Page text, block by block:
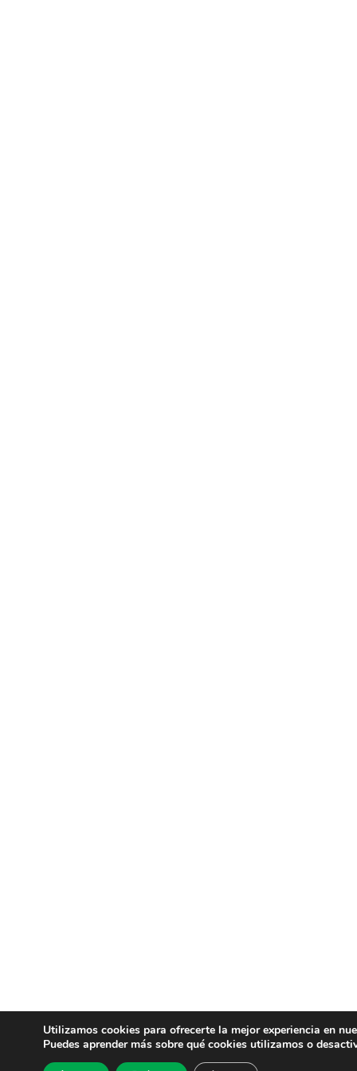
Utilizamos cookies para ofrecerte la mejor experiencia en
Puedes aprender más sobre qué cookies utilizamos o